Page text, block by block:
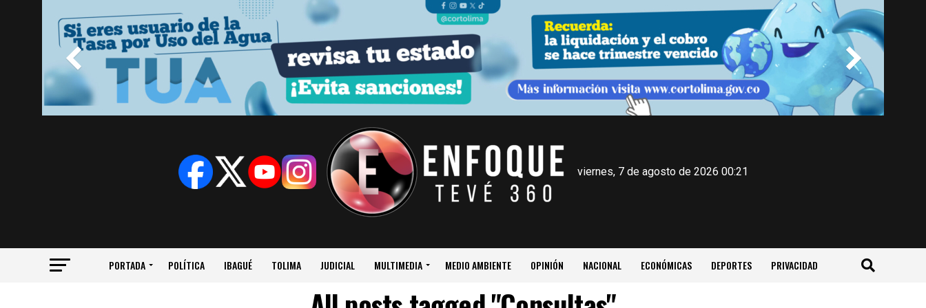
viernes, 7 de agosto de 2026 00:21
PORTADA POLÍTICA IBAGUÉ TOLIMA JUDICIAL MULTIMEDIA MEDIO AMBIENTE OPINIÓN NACIONAL ECONÓMICAS DEPORTES PRIVACIDAD